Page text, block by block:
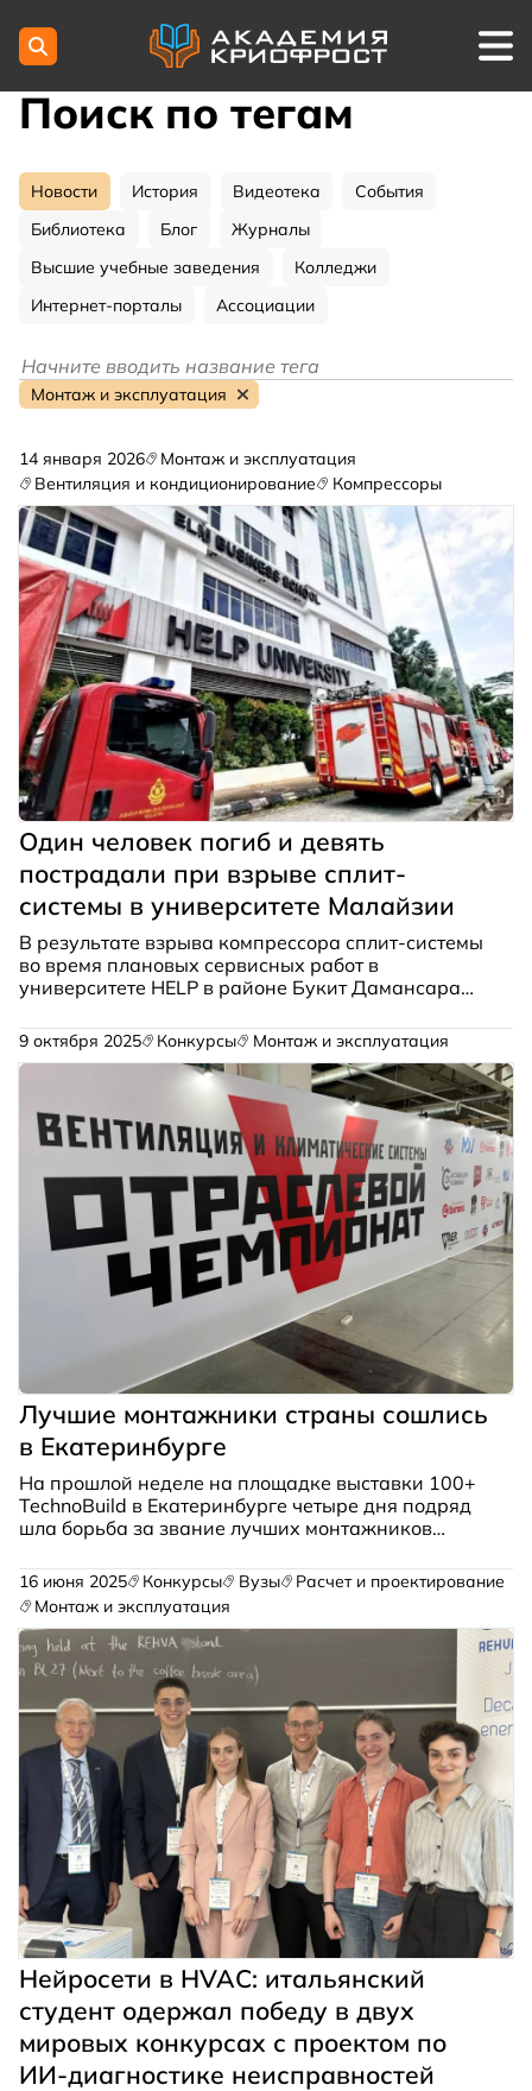
Поиск по тегам
Новости История Видеотека
События
Библиотека
Блог
Журналы
Высшие учебные заведения
Колледжи
Интернет-порталы
Ассоциации
Монтаж и эксплуатация
14 января 2026
Монтаж и эксплуатация
Вентиляция и кондиционирование
Компрессоры
Один человек погиб и девять
пострадали при взрыве сплит-
системы в университете Малайзии
В результате взрыва компрессора сплит-системы
во время плановых сервисных работ в
университете HELP в районе Букит Дамансара
получили ранения.
9 октября 2025 Конкурсы Монтаж и эксплуатация
Лучшие монтажники страны сошлись
в Екатеринбурге
На прошлой неделе на площадке выставки 100+
TechnoBuild в Екатеринбурге четыре дня подряд
шла борьба за звание лучших монтажников
участие 33 команды — профессиональные
бригады и студенты профильных колледжей.
16 июня 2025 Конкурсы Вузы
Расчет и проектирование
Монтаж и эксплуатация
Нейросети в HVAC: итальянский
студент одержал победу в двух
мировых конкурсах с проектом по
ИИ-диагностике неисправностей